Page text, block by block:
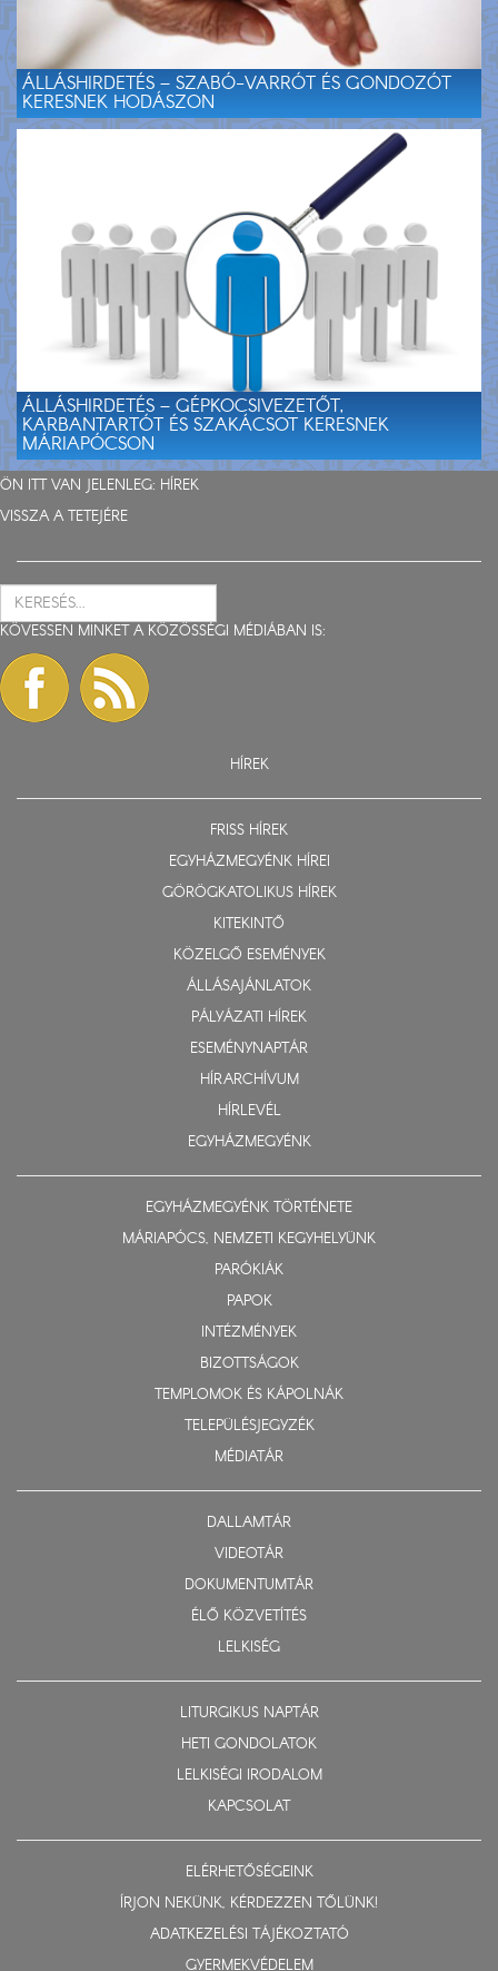
ÁLLÁSHIRDETÉS – SZABÓ-VARRÓT ÉS GONDOZÓT
KERESNEK HODÁSZON
ÁLLÁSHIRDETÉS – GÉPKOCSIVEZETŐT,
KARBANTARTÓT ÉS SZAKÁCSOT KERESNEK
MÁRIAPÓCSON
ÖN ITT VAN JELENLEG: HÍREK
VISSZA A TETEJÉRE
KÖVESSEN MINKET A KÖZÖSSÉGI MÉDIÁBAN IS:
HÍREK
FRISS HÍREK
EGYHÁZMEGYÉNK HÍREI
GÖRÖGKATOLIKUS HÍREK
KITEKINTŐ
KÖZELGŐ ESEMÉNYEK
ÁLLÁSAJÁNLATOK
PÁLYÁZATI HÍREK
ESEMÉNYNAPTÁR
HÍRARCHÍVUM
HÍRLEVÉL
EGYHÁZMEGYÉNK
EGYHÁZMEGYÉNK TÖRTÉNETE
MÁRIAPÓCS, NEMZETI KEGYHELYÜNK
PARÓKIÁK
PAPOK
INTÉZMÉNYEK
BIZOTTSÁGOK
TEMPLOMOK ÉS KÁPOLNÁK
TELEPÜLÉSJEGYZÉK
MÉDIATÁR
DALLAMTÁR
VIDEOTÁR
DOKUMENTUMTÁR
ÉLŐ KÖZVETÍTÉS
LELKISÉG
LITURGIKUS NAPTÁR
HETI GONDOLATOK
LELKISÉGI IRODALOM
KAPCSOLAT
ELÉRHETŐSÉGEINK
ÍRJON NEKÜNK, KÉRDEZZEN TŐLÜNK!
ADATKEZELÉSI TÁJÉKOZTATÓ
GYERMEKVÉDELEM